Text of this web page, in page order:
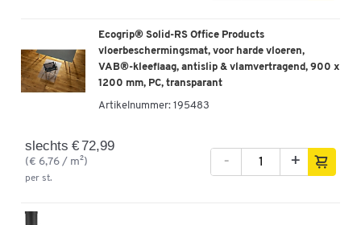
Ecogrip® Solid-RS Office Products
vloerbeschermingsmat, voor harde vloeren,
VAB®-kleeflaag, antislip & vlamvertragend, 900 x
1200 mm, PC, transparant
Artikelnummer: 195483
slechts € 72,99
(€ 6,76 / m²)
per st.
- +